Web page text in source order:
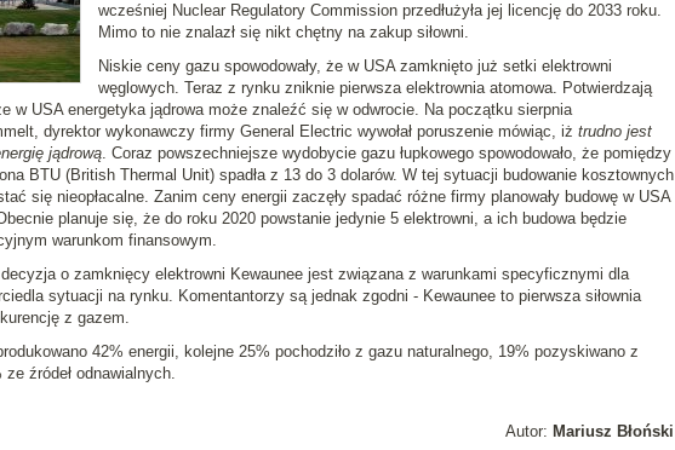
wcześniej Nuclear Regulatory Commission przedłużyła jej licencję do 2033 roku.
Mimo to nie znalazł się nikt chętny na zakup siłowni.
Niskie ceny gazu spowodowały, że w USA zamknięto już setki elektrowni
węglowych. Teraz z rynku zniknie pierwsza elektrownia atomowa. Potwierdzają
w USA energetyka jądrowa może znaleźć się w odwrocie. Na początku sierpnia
dyrektor wykonawczy firmy General Electric wywołał poruszenie mówiąc, iż trudno jest
jądrową. Coraz powszechniejsze wydobycie gazu łupkowego spowodowało, że pomiędzy
BTU (British Thermal Unit) spadła z 13 do 3 dolarów. W tej sytuacji budowanie kosztownych
się nieopłacalne. Zanim ceny energii zaczęły spadać różne firmy planowały budowę w USA
planuje się, że do roku 2020 powstanie jedynie 5 elektrowni, a ich budowa będzie
warunkom finansowym.
o zamknięcy elektrowni Kewaunee jest związana z warunkami specyficznymi dla
sytuacji na rynku. Komentantorzy są jednak zgodni - Kewaunee to pierwsza siłownia
z gazem.
42% energii, kolejne 25% pochodziło z gazu naturalnego, 19% pozyskiwano z
źródeł odnawialnych.
Autor: Mariusz Błoński